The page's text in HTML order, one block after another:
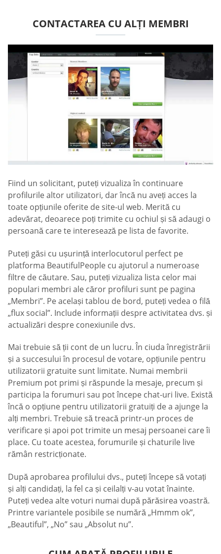
CONTACTAREA CU ALȚI MEMBRI
Fiind un solicitant, puteți vizualiza în continuare
profilurile altor utilizatori, dar încă nu aveți acces la
toate opțiunile oferite de site-ul web. Merită cu
adevărat, deoarece poți trimite cu ochiul și să adaugi o
persoană care te interesează pe lista de favorite.
Puteți găsi cu ușurință interlocutorul perfect pe
platforma BeautifulPeople cu ajutorul a numeroase
filtre de căutare. Sau, puteți vizualiza lista celor mai
populari membri ale căror profiluri sunt pe pagina
„Membri”. Pe același tablou de bord, puteți vedea o filă
„flux social”. Include informații despre activitatea dvs. și
actualizări despre conexiunile dvs.
Mai trebuie să ții cont de un lucru. În ciuda înregistrării
și a succesului în procesul de votare, opțiunile pentru
utilizatorii gratuite sunt limitate. Numai membrii
Premium pot primi și răspunde la mesaje, precum și
participa la forumuri sau pot începe chat-uri live. Există
încă o opțiune pentru utilizatorii gratuiți de a ajunge la
alți membri. Trebuie să treacă printr-un proces de
verificare și apoi pot trimite un mesaj persoanei care îi
place. Cu toate acestea, forumurile și chaturile live
rămân restricționate.
După aprobarea profilului dvs., puteți începe să votați
și alți candidați, la fel ca și ceilalți v-au votat înainte.
Puteți vedea alte voturi numai după părăsirea voastră.
Printre variantele posibile se numără „Hmmm ok”,
„Beautiful”, „No” sau „Absolut nu”.